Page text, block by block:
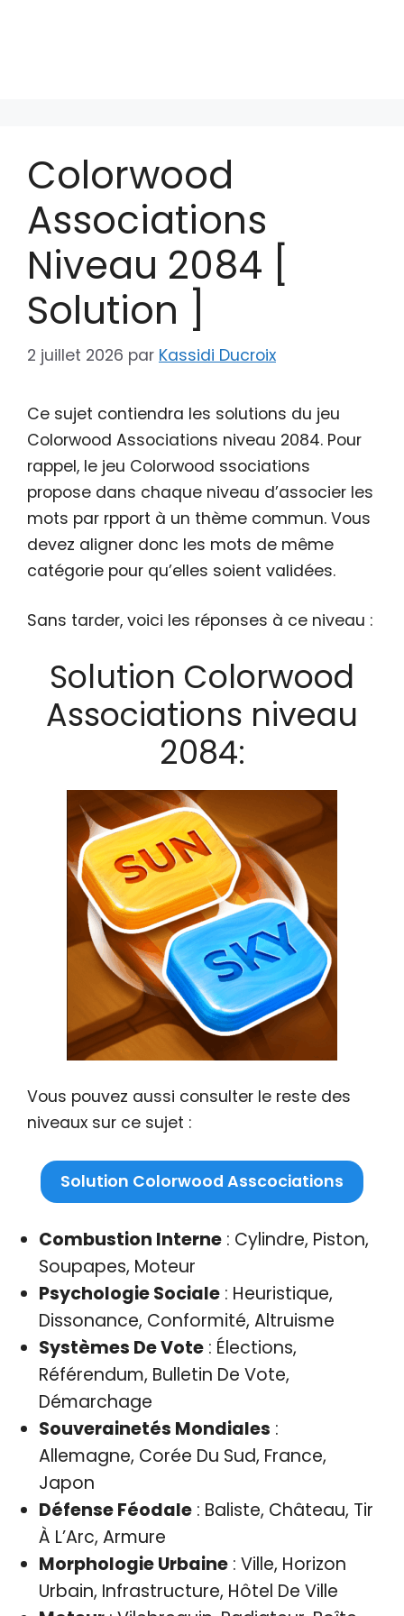
Colorwood
Associations
Niveau 2084 [
Solution ]
2 juillet 2026 par Kassidi Ducroix
Ce sujet contiendra les solutions du jeu
Colorwood Associations niveau 2084. Pour
rappel, le jeu Colorwood ssociations
propose dans chaque niveau d’associer les
mots par rpport à un thème commun. Vous
devez aligner donc les mots de même
catégorie pour qu’elles soient validées.
Sans tarder, voici les réponses à ce niveau :
Solution Colorwood
Associations niveau
2084:
Vous pouvez aussi consulter le reste des
niveaux sur ce sujet :
Solution Colorwood Asscociations
Combustion Interne: Cylindre, Piston,
Soupapes, Moteur
Psychologie Sociale: Heuristique,
Dissonance, Conformité, Altruisme
Systèmes De Vote: Élections,
Référendum, Bulletin De Vote,
Démarchage
Souverainetés Mondiales :
Allemagne, Corée Du Sud, France,
Japon
Défense Féodale: Baliste, Château, Tir
À L’Arc, Armure
Morphologie Urbaine: Ville, Horizon
Urbain, Infrastructure, Hôtel De Ville